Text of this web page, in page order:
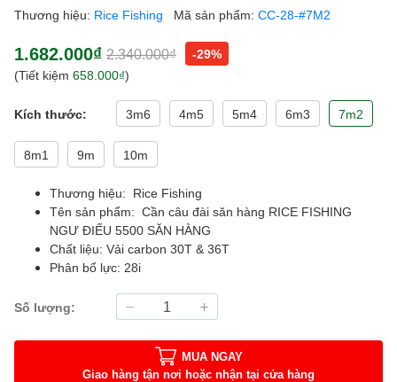
Thương hiệu: Rice Fishing Mã sản phẩm: CC-28-#7M2
1.682.000₫ 2.340.000₫
-29%
(Tiết kiệm 658.000₫)
Kích thước: 3m6 4m5 5m4 6m3 7m2
8m1 9m 10m
Thương hiệu: Rice Fishing
Tên sản phẩm: Cần câu đài săn hàng RICE FISHING
NGƯ ĐIẾU 5500 SĂN HÀNG
Chất liệu: Vải carbon 30T & 36T
Phân bổ lực: 28i
Số lượng:
MUA NGAY
Giao hàng tận nơi hoặc nhận tại cửa hàng